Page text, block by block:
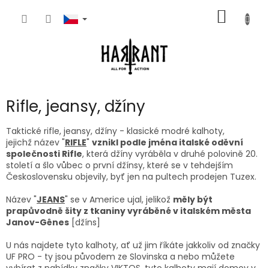
KOŠÍK
Rifle, jeansy, džíny
Taktické rifle, jeansy, džíny - klasické modré kalhoty,
jejichž název "RIFLE" vznikl podle jména italské oděvní
společnosti Rifle, která džíny vyráběla v druhé polovině 20.
století a šlo vůbec o první džínsy, které se v tehdejším
Československu objevily, byť jen na pultech prodejen Tuzex.
Název "JEANS" se v Americe ujal, jelikož měly být
prapůvodně šity z tkaniny vyráběné v italském města
Janov-Gênes [džíns]
U nás najdete tyto kalhoty, ať už jim říkáte jakkoliv od značky
UF PRO - ty jsou původem ze Slovinska a nebo můžete